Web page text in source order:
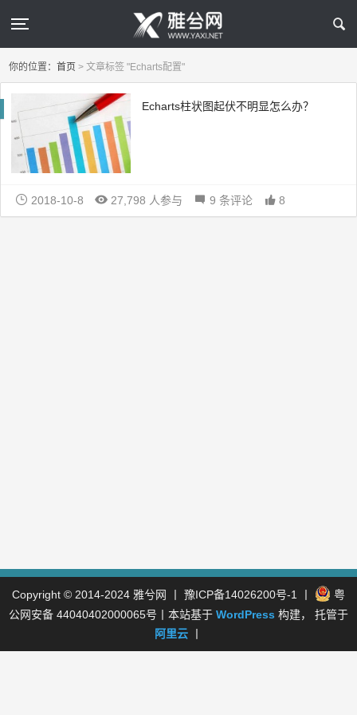
你的位置：首页 > 文章标签 "Echarts配置"
Echarts柱状图起伏不明显怎么办？
2018-10-8 27,798 人参与 9 条评论 8
Copyright © 2014-2024 雅兮网 豫ICP备14026200号-1
粤
公网安备 44040402000065号 丨本站基于 WordPress 构建， 托管于
阿里云